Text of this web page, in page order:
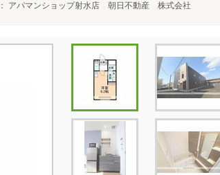
アパマンショップ射水店 朝日不動産 株式会社